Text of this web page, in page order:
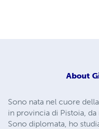
About
Sono nata nel cuore
in provincia di Pistoia,
Sono diplomata, ho